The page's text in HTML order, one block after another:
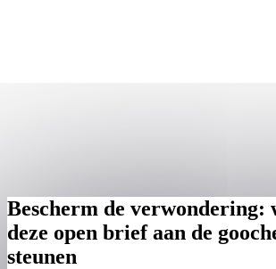
Bescherm de verwondering:
deze open brief aan de
steunen